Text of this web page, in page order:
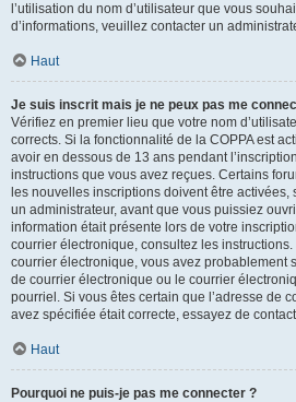
l’utilisation du nom d’utilisateur que vous
d’informations, veuillez contacter un
Haut
Je suis inscrit mais je ne peux pas me
Vérifiez en premier lieu que votre nom
corrects. Si la fonctionnalité de la COPPA est
avoir en dessous de 13 ans pendant
instructions que vous avez reçues. Certains
les nouvelles inscriptions doivent être
un administrateur, avant que vous puissiez
information était présente lors de votre
courrier électronique, consultez les
courrier électronique, vous avez probablement
de courrier électronique ou le courrier
pourriel. Si vous êtes certain que l’adresse de
avez spécifiée était correcte, essayez de
Haut
Pourquoi ne puis-je pas me connecter ?